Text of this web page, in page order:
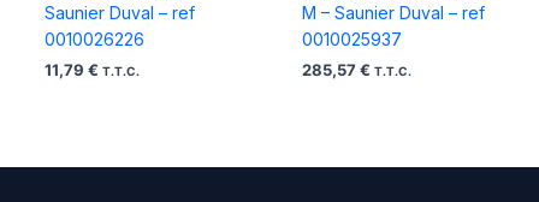
Saunier Duval – ref
0010026226
11,79 € T.T.C.
M – Saunier Duval – ref
0010025937
285,57 € T.T.C.